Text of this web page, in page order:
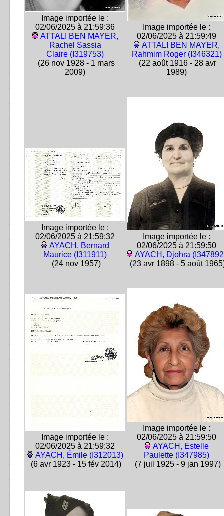
Image importée le :
02/06/2025 à 21:59:36
ATTALI BEN MAYER,
Rachel Sassia
Claire (I319753)
(26 nov 1928 - 1 mars
2009)
Image importée le :
02/06/2025 à 21:59:49
ATTALI BEN MAYER,
Rahmim Roger (I346321)
(22 août 1916 - 28 avr
1989)
Image importée le :
02/06/2025 à 21:59:32
AYACH, Bernard
Maurice (I311911)
(24 nov 1957)
Image importée le :
02/06/2025 à 21:59:50
AYACH, Djohra
(23 avr 1898 - 5 août
Image importée le :
02/06/2025 à 21:59:32
AYACH, Émile (I312013)
(6 avr 1923 - 15 fév 2014)
Image importée le :
02/06/2025 à 21:59:50
AYACH, Estelle
Paulette (I347985)
(7 juil 1925 - 9 jan 1997)